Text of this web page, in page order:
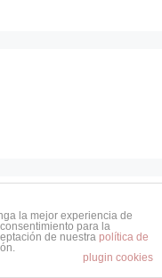
la mejor experiencia de
para la
de nuestra política de
plugin cookies